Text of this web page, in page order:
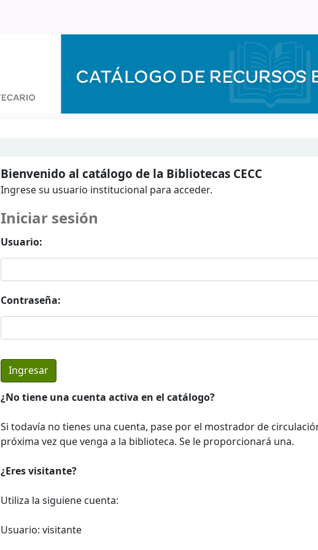
Bienvenido al catálogo de la Bibliotecas CECC
Ingrese su usuario institucional para acceder.
Iniciar sesión
Usuario:
Contraseña:
¿No tiene una cuenta activa en el catálogo?
Si todavía no tienes una cuenta, pase por el mostrador de
próxima vez que venga a la biblioteca. Se le proporcionará una.
¿Eres visitante?
Utiliza la siguiene cuenta:
Usuario: visitante